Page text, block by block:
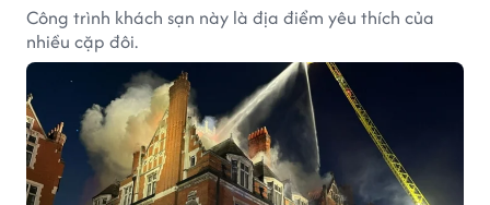
Công trình khách sạn này là địa điểm yêu thích của
nhiều cặp đôi.